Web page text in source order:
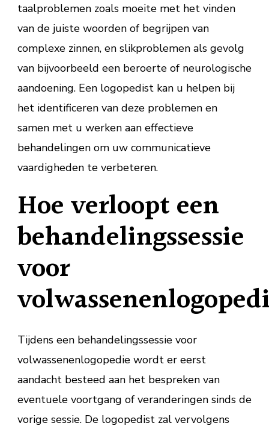
taalproblemen zoals moeite met het vinden
van de juiste woorden of begrijpen van
complexe zinnen, en slikproblemen als gevolg
van bijvoorbeeld een beroerte of neurologische
aandoening. Een logopedist kan u helpen bij
het identificeren van deze problemen en
samen met u werken aan effectieve
behandelingen om uw communicatieve
vaardigheden te verbeteren.
Hoe verloopt een
behandelingssessie
voor
Tijdens een behandelingssessie voor
volwassenenlogopedie wordt er eerst
aandacht besteed aan het bespreken van
eventuele voortgang of veranderingen sinds de
vorige sessie. De logopedist zal vervolgens